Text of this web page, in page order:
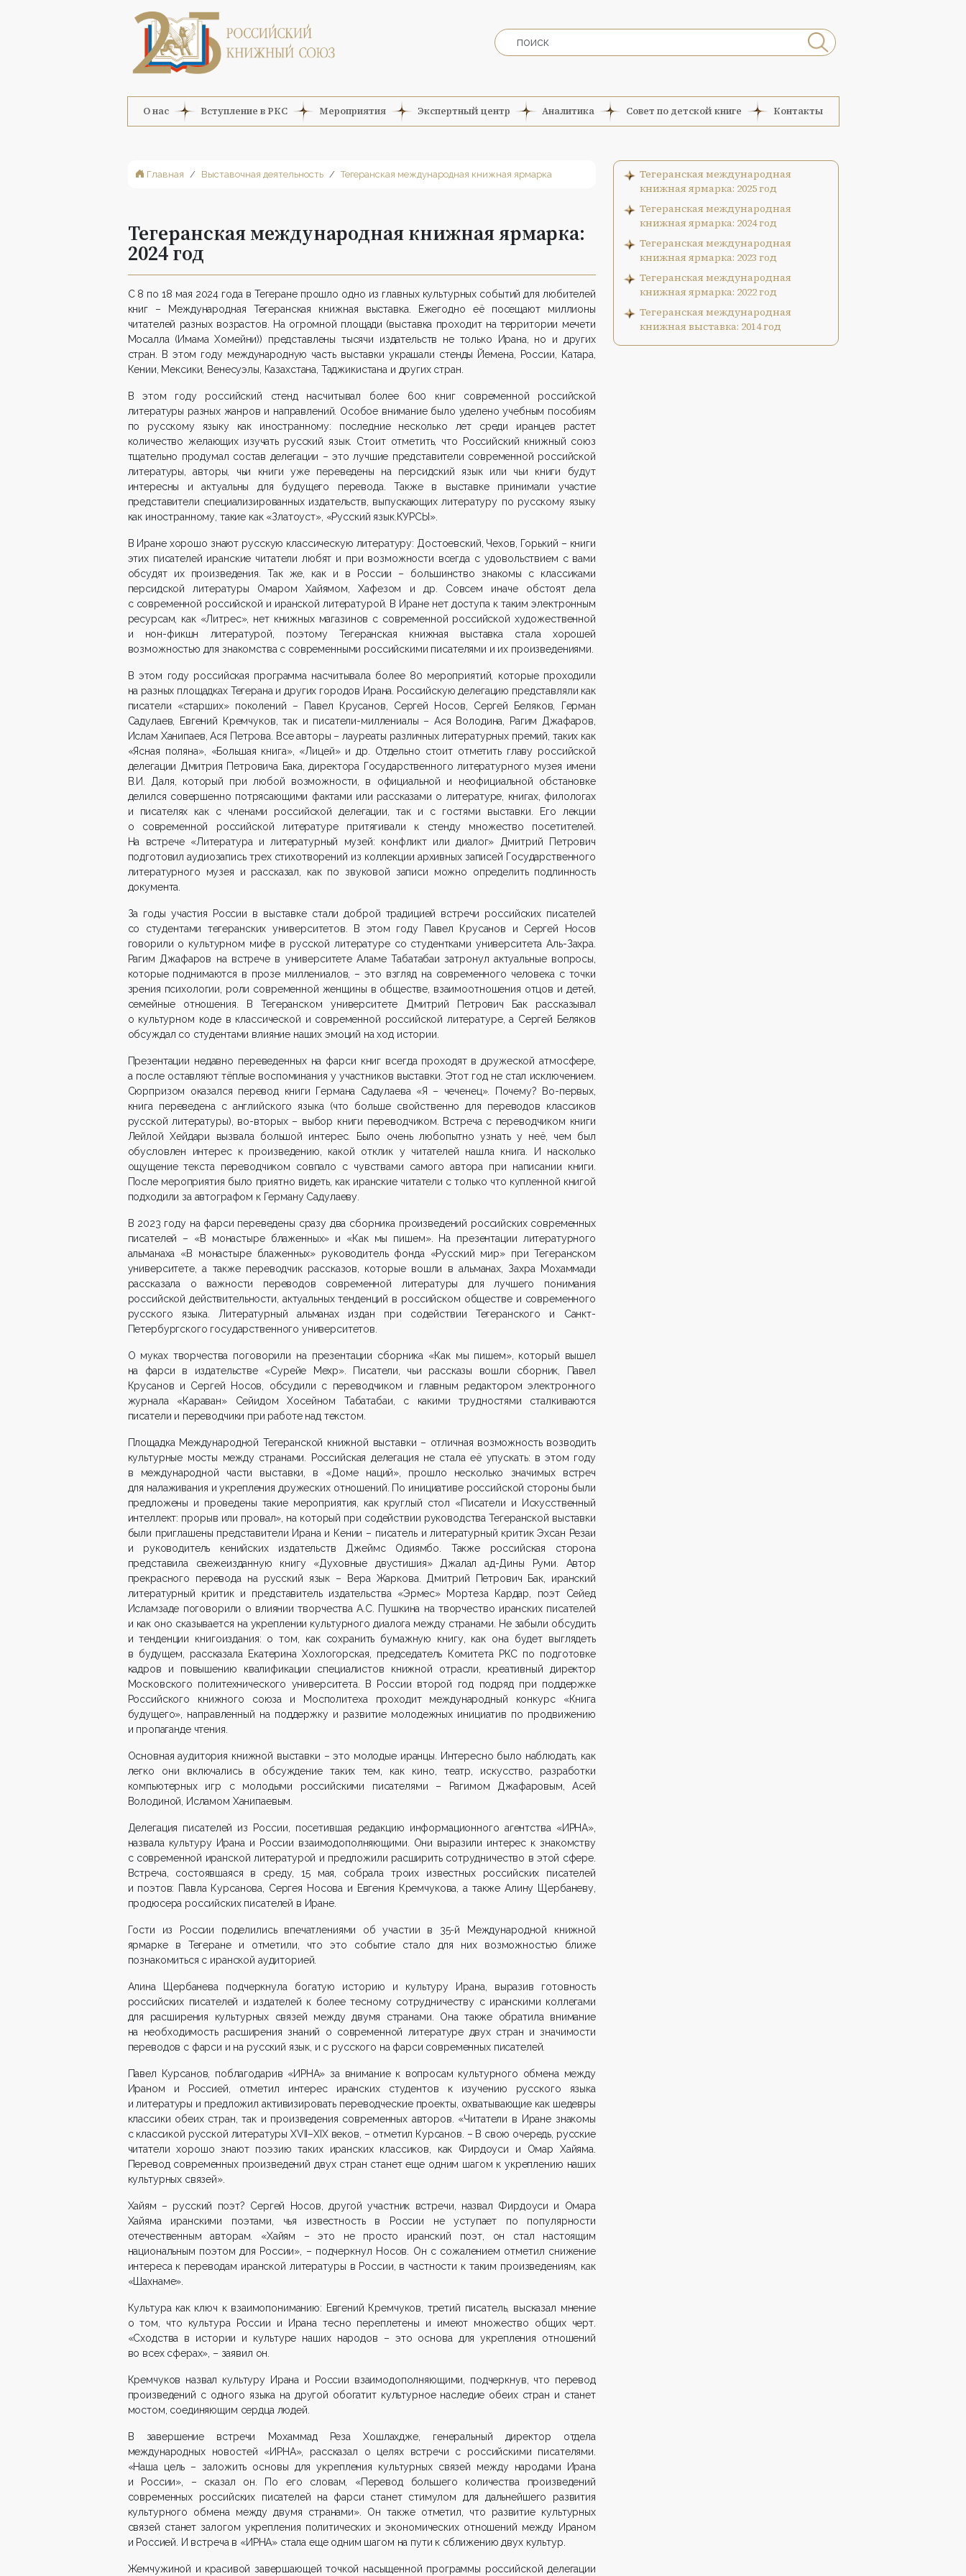
О нас Вступление в РКС Мероприятия Экспертный центр Аналитика Совет по детской книге Контакты
Главная Выставочная деятельность Тегеранская международная книжная ярмарка
Тегеранская международная книжная ярмарка:
2024 год
С 8 по 18 мая 2024 года в Тегеране прошло одно из главных культурных событий для любителей
книг – Международная Тегеранская книжная выставка. Ежегодно eё посещают миллионы
читателей разных возрастов. На огромной площади (выставка проходит на территории мечети
Мосалла (Имама Хомейни)) представлены тысячи издательств не только Ирана, но и других
стран. В этом году международную часть выставки украшали стенды Йемена, России, Катара,
Кении, Мексики, Венесуэлы, Казахстана, Таджикистана и других стран.
В этом году российский стенд насчитывал более 600 книг современной российской
литературы разных жанров и направлений. Особое внимание было уделено учебным пособиям
по русскому языку как иностранному: последние несколько лет среди иранцев растет
количество желающих изучать русский язык. Стоит отметить, что Российский книжный союз
тщательно продумал состав делегации – это лучшие представители современной российской
литературы, авторы, чьи книги уже переведены на персидский язык или чьи книги будут
интересны и актуальны для будущего перевода. Также в выставке принимали участие
представители специализированных издательств, выпускающих литературу по русскому языку
как иностранному, такие как «Златоуст», «Русский язык.КУРСЫ».
В Иране хорошо знают русскую классическую литературу: Достоевский, Чехов, Горький – книги
этих писателей иранские читатели любят и при возможности всегда с удовольствием с вами
обсудят их произведения. Так же, как и в России – большинство знакомы с классиками
персидской литературы Омаром Хайямом, Хафезом и др. Совсем иначе обстоят дела
с современной российской и иранской литературой. В Иране нет доступа к таким электронным
ресурсам, как «Литрес», нет книжных магазинов с современной российской художественной
и нон-фикшн литературой, поэтому Тегеранская книжная выставка стала хорошей
возможностью для знакомства с современными российскими писателями и их произведениями.
В этом году российская программа насчитывала более 80 мероприятий, которые проходили
на разных площадках Тегерана и других городов Ирана. Российскую делегацию представляли как
писатели «старших» поколений – Павел Крусанов, Сергей Носов, Сергей Беляков, Герман
Садулаев, Евгений Кремчуков, так и писатели-миллениалы – Ася Володина, Рагим Джафаров,
Ислам Ханипаев, Ася Петрова. Все авторы – лауреаты различных литературных премий, таких как
«Ясная поляна», «Большая книга», «Лицей» и др. Отдельно стоит отметить главу российской
делегации Дмитрия Петровича Бака, директора Государственного литературного музея имени
В.И. Даля, который при любой возможности, в официальной и неофициальной обстановке
делился совершенно потрясающими фактами или рассказами о литературе, книгах, филологах
и писателях как с членами российской делегации, так и с гостями выставки. Его лекции
о современной российской литературе притягивали к стенду множество посетителей.
На встрече «Литература и литературный музей: конфликт или диалог» Дмитрий Петрович
подготовил аудиозапись трех стихотворений из коллекции архивных записей Государственного
литературного музея и рассказал, как по звуковой записи можно определить подлинность
документа.
За годы участия России в выставке стали доброй традицией встречи российских писателей
со студентами тегеранских университетов. В этом году Павел Крусанов и Сергей Носов
говорили о культурном мифе в русской литературе со студентками университета Аль-Захра.
Рагим Джафаров на встрече в университете Аламе Табатабаи затронул актуальные вопросы,
которые поднимаются в прозе миллениалов, – это взгляд на современного человека с точки
зрения психологии, роли современной женщины в обществе, взаимоотношения отцов и детей,
семейные отношения. В Тегеранском университете Дмитрий Петрович Бак рассказывал
о культурном коде в классической и современной российской литературе, а Сергей Беляков
обсуждал со студентами влияние наших эмоций на ход истории.
Презентации недавно переведенных на фарси книг всегда проходят в дружеской атмосфере,
а после оставляют тёплые воспоминания у участников выставки. Этот год не стал исключением.
Сюрпризом оказался перевод книги Германа Садулаева «Я – чеченец». Почему? Во-первых,
книга переведена с английского языка (что больше свойственно для переводов классиков
русской литературы), во-вторых – выбор книги переводчиком. Встреча с переводчиком книги
Лейлой Хейдари вызвала большой интерес. Было очень любопытно узнать у неё, чем был
обусловлен интерес к произведению, какой отклик у читателей нашла книга. И насколько
ощущение текста переводчиком совпало с чувствами самого автора при написании книги.
После мероприятия было приятно видеть, как иранские читатели с только что купленной книгой
подходили за автографом к Герману Садулаеву.
В 2023 году на фарси переведены сразу два сборника произведений российских современных
писателей – «В монастыре блаженных» и «Как мы пишем». На презентации литературного
альманаха «В монастыре блаженных» руководитель фонда «Русский мир» при Тегеранском
университете, а также переводчик рассказов, которые вошли в альманах, Захра Мохаммади
рассказала о важности переводов современной литературы для лучшего понимания
российской действительности, актуальных тенденций в российском обществе и современного
русского языка. Литературный альманах издан при содействии Тегеранского и Санкт-
Петербургского государственного университетов.
О муках творчества поговорили на презентации сборника «Как мы пишем», который вышел
на фарси в издательстве «Сурейе Мехр». Писатели, чьи рассказы вошли сборник, Павел
Крусанов и Сергей Носов, обсудили с переводчиком и главным редактором электронного
журнала «Караван» Сейидом Хосейном Табатабаи, с какими трудностями сталкиваются
писатели и переводчики при работе над текстом.
Площадка Международной Тегеранской книжной выставки – отличная возможность возводить
культурные мосты между странами. Российская делегация не стала её упускать: в этом году
в международной части выставки, в «Доме наций», прошло несколько значимых встреч
для налаживания и укрепления дружеских отношений. По инициативе российской стороны были
предложены и проведены такие мероприятия, как круглый стол «Писатели и Искусственный
интеллект: прорыв или провал», на который при содействии руководства Тегеранской выставки
были приглашены представители Ирана и Кении – писатель и литературный критик Эхсан Резаи
и руководитель кенийских издательств Джеймс Одиямбо. Также российская сторона
представила свежеизданную книгу «Духовные двустишия» Джалал ад-Дины Руми. Автор
прекрасного перевода на русский язык – Вера Жаркова. Дмитрий Петрович Бак, иранский
литературный критик и представитель издательства «Эрмес» Мортеза Кардар, поэт Сейед
Исламзаде поговорили о влиянии творчества А.С. Пушкина на творчество иранских писателей
и как оно сказывается на укреплении культурного диалога между странами. Не забыли обсудить
и тенденции книгоиздания: о том, как сохранить бумажную книгу, как она будет выглядеть
в будущем, рассказала Екатерина Хохлогорская, председатель Комитета РКС по подготовке
кадров и повышению квалификации специалистов книжной отрасли, креативный директор
Московского политехнического университета. В России второй год подряд при поддержке
Российского книжного союза и Мосполитеха проходит международный конкурс «Книга
будущего», направленный на поддержку и развитие молодежных инициатив по продвижению
и пропаганде чтения.
Основная аудитория книжной выставки – это молодые иранцы. Интересно было наблюдать, как
легко они включались в обсуждение таких тем, как кино, театр, искусство, разработки
компьютерных игр с молодыми российскими писателями – Рагимом Джафаровым, Асей
Володиной, Исламом Ханипаевым.
Делегация писателей из России, посетившая редакцию информационного агентства «ИРНА»,
назвала культуру Ирана и России взаимодополняющими. Они выразили интерес к знакомству
с современной иранской литературой и предложили расширить сотрудничество в этой сфере.
Встреча, состоявшаяся в среду, 15 мая, собрала троих известных российских писателей
и поэтов: Павла Курсанова, Сергея Носова и Евгения Кремчукова, а также Алину Щербаневу,
продюсера российских писателей в Иране.
Гости из России поделились впечатлениями об участии в 35-й Международной книжной
ярмарке в Тегеране и отметили, что это событие стало для них возможностью ближе
познакомиться с иранской аудиторией.
Алина Щербанева подчеркнула богатую историю и культуру Ирана, выразив готовность
российских писателей и издателей к более тесному сотрудничеству с иранскими коллегами
для расширения культурных связей между двумя странами. Она также обратила внимание
на необходимость расширения знаний о современной литературе двух стран и значимости
переводов с фарси и на русский язык, и с русского на фарси современных писателей.
Павел Курсанов, поблагодарив «ИРНА» за внимание к вопросам культурного обмена между
Ираном и Россией, отметил интерес иранских студентов к изучению русского языка
и литературы и предложил активизировать переводческие проекты, охватывающие как шедевры
классики обеих стран, так и произведения современных авторов. «Читатели в Иране знакомы
с классикой русской литературы XVII–XIX веков, – отметил Курсанов. – В свою очередь, русские
читатели хорошо знают поэзию таких иранских классиков, как Фирдоуси и Омар Хайяма.
Перевод современных произведений двух стран станет еще одним шагом к укреплению наших
культурных связей».
Хайям – русский поэт? Сергей Носов, другой участник встречи, назвал Фирдоуси и Омара
Хайяма иранскими поэтами, чья известность в России не уступает по популярности
отечественным авторам. «Хайям – это не просто иранский поэт, он стал настоящим
национальным поэтом для России», – подчеркнул Носов. Он с сожалением отметил снижение
интереса к переводам иранской литературы в России, в частности к таким произведениям, как
«Шахнаме».
Культура как ключ к взаимопониманию: Евгений Кремчуков, третий писатель, высказал мнение
о том, что культура России и Ирана тесно переплетены и имеют множество общих черт.
«Сходства в истории и культуре наших народов – это основа для укрепления отношений
во всех сферах», – заявил он.
Кремчуков назвал культуру Ирана и России взаимодополняющими, подчеркнув, что перевод
произведений с одного языка на другой обогатит культурное наследие обеих стран и станет
мостом, соединяющим сердца людей.
В завершение встречи Мохаммад Реза Хошлахдже, генеральный директор отдела
международных новостей «ИРНА», рассказал о целях встречи с российскими писателями.
«Наша цель – заложить основы для укрепления культурных связей между народами Ирана
и России», – сказал он. По его словам, «Перевод большего количества произведений
современных российских писателей на фарси станет стимулом для дальнейшего развития
культурного обмена между двумя странами». Он также отметил, что развитие культурных
связей станет залогом укрепления политических и экономических отношений между Ираном
и Россией. И встреча в «ИРНА» стала еще одним шагом на пути к сближению двух культур.
Жемчужиной и красивой завершающей точкой насыщенной программы российской делегации
Тегеранская международная
книжная ярмарка: 2025 год
Тегеранская международная
книжная ярмарка: 2024 год
Тегеранская международная
книжная ярмарка: 2023 год
Тегеранская международная
книжная ярмарка: 2022 год
Тегеранская международная
книжная выставка: 2014 год